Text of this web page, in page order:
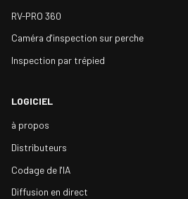
RV-PRO 360
Caméra d'inspection sur perche
Inspection par trépied
LOGICIEL
à propos
Distributeurs
Codage de l'IA
Diffusion en direct